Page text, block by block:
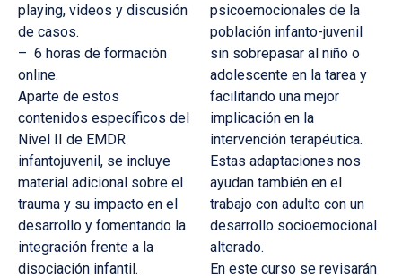
playing, videos y discusión
de casos.
– 6 horas de formación
online.
Aparte de estos
contenidos específicos del
Nivel II de EMDR
infantojuvenil, se incluye
material adicional sobre el
trauma y su impacto en el
desarrollo y fomentando la
integración frente a la
disociación infantil.
psicoemocionales de la
población infanto-juvenil
sin sobrepasar al niño o
adolescente en la tarea y
facilitando una mejor
implicación en la
intervención terapéutica.
Estas adaptaciones nos
ayudan también en el
trabajo con adulto con un
desarrollo socioemocional
alterado.
En este curso se revisarán